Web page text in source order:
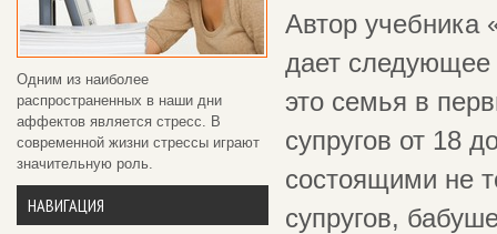
Одним из наиболее
распространенных в наши дни
аффектов является стресс. В
современной жизни стрессы играют
значительную роль.
НАВИГАЦИЯ
Автор учебника
дает
это семья в
супругов от 18
состоящими не
супругов,